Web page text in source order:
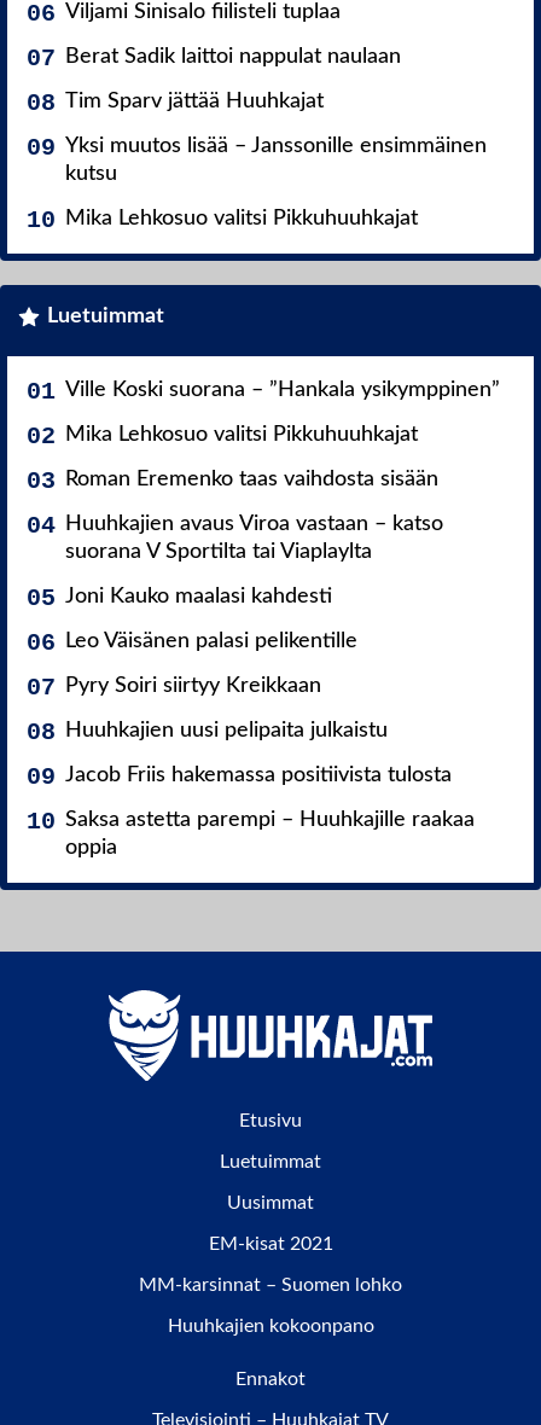
Viljami Sinisalo fiilisteli tuplaa
Berat Sadik laittoi nappulat naulaan
Tim Sparv jättää Huuhkajat
Yksi muutos lisää – Janssonille ensimmäinen
kutsu
Mika Lehkosuo valitsi Pikkuhuuhkajat
Luetuimmat
Ville Koski suorana – ”Hankala ysikymppinen”
Mika Lehkosuo valitsi Pikkuhuuhkajat
Roman Eremenko taas vaihdosta sisään
Huuhkajien avaus Viroa vastaan – katso
suorana V Sportilta tai Viaplaylta
Joni Kauko maalasi kahdesti
Leo Väisänen palasi pelikentille
Pyry Soiri siirtyy Kreikkaan
Huuhkajien uusi pelipaita julkaistu
Jacob Friis hakemassa positiivista tulosta
Saksa astetta parempi – Huuhkajille raakaa
oppia
Etusivu
Luetuimmat
Uusimmat
EM-kisat 2021
MM-karsinnat – Suomen lohko
Huuhkajien kokoonpano
Ennakot
Televisiointi – Huuhkajat TV